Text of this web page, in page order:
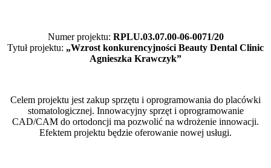
Numer projektu: RPLU.03.07.00-06-0071/20
Tytuł projektu: „Wzrost konkurencyjności Beauty Dental Clinic
Agnieszka Krawczyk”
Celem projektu jest zakup sprzętu i oprogramowania do placówki
stomatologicznej. Innowacyjny sprzęt i oprogramowanie
CAD/CAM do ortodoncji ma pozwolić na wdrożenie innowacji.
Efektem projektu będzie oferowanie nowej usługi.